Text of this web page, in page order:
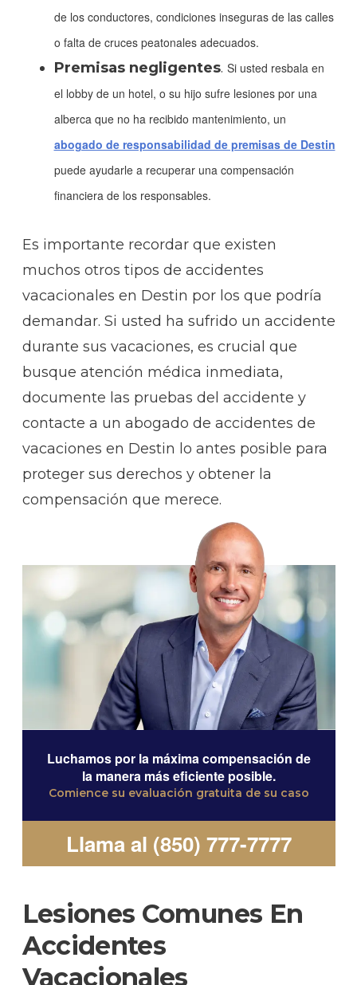
de los conductores, condiciones inseguras de las calles
o falta de cruces peatonales adecuados.
Premisas negligentes. Si usted resbala en
el lobby de un hotel, o su hijo sufre lesiones por una
alberca que no ha recibido mantenimiento, un
abogado de responsabilidad de premisas de Destin
puede ayudarle a recuperar una compensación
financiera de los responsables.
Es importante recordar que existen
muchos otros tipos de accidentes
vacacionales en Destin por los que podría
demandar. Si usted ha sufrido un accidente
durante sus vacaciones, es crucial que
busque atención médica inmediata,
documente las pruebas del accidente y
contacte a un abogado de accidentes de
vacaciones en Destin lo antes posible para
proteger sus derechos y obtener la
compensación que merece.
Luchamos por la máxima compensación de
la manera más eficiente posible.
Comience su evaluación gratuita de su caso
Llama al (850) 777-7777
Lesiones Comunes En
Accidentes
Vacacionales